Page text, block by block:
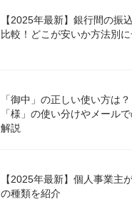
【2025年最新】銀行間の振
比較！どこが安いか方法別
「御中」の正しい使い方は
「様」の使い分けやメール
解説
【2025年最新】個人事業主
の種類を紹介